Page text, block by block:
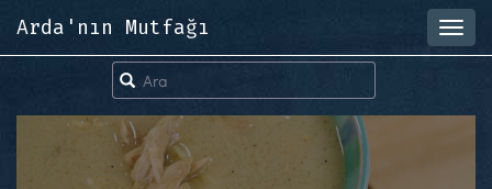
Arda'nın Mutfağı